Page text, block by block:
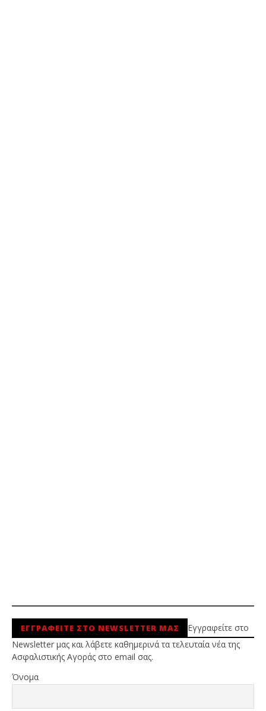
ΕΓΓΡΑΦΕΙΤΕ ΣΤΟ NEWSLETTER ΜΑΣ
Εγγραφείτε στο
Newsletter μας και λάβετε καθημερινά τα τελευταία νέα της
Ασφαλιστικής Αγοράς στο email σας.
Όνομα